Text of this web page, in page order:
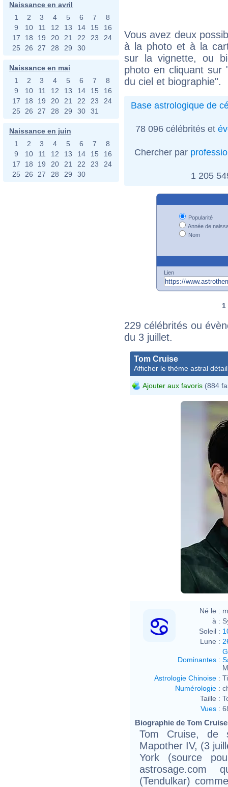
Naissance en avril
1
2 3 4 5 6 7
8
9
10 11 12 13 14 15
16
17
18 19 20 21 22 23
24
25
26 27 28 29 30
Naissance en mai
1
2 3 4 5 6 7
8
9
10 11 12 13 14 15
16
17
18 19 20 21 22 23
24
25
26 27 28 29 30 31
Naissance en juin
1
2 3 4 5 6 7
8
9
10 11 12 13 14 15
16
17
18 19 20 21 22 23
24
25
26 27 28 29 30
Vous avez deux
à la photo et à la
sur la vignette, ou
photo en cliquant sur
du ciel et biographie".
Base astrologique de
78 096 célébrités et
Chercher par
1 205
Popularité
Année de
Nom
Lien
1
229 célébrités ou
du 3 juillet.
Tom Cruise
Afficher le thème astral
Ajouter aux favoris (884
Né le :
à :
Soleil :
Lune :
Dominantes :
Astrologie Chinoise :
Numérologie :
Taille :
Vues :
Biographie de Tom
Tom Cruise, de
Mapother IV, (3
York (source
astrosage.com
(Tendulkar)